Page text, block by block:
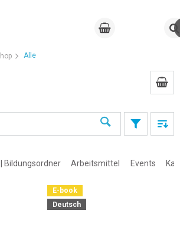
Alle
Bildungsordner Arbeitsmittel Events
E-book
Deutsch